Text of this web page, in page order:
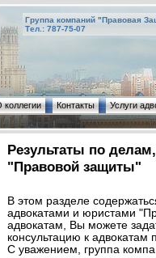
Группа компаний "Правовая
Тел.: 787-75-07
коллегии Контакты Услуги
Результаты по
"Правовой защиты"
В этом разделе
адвокатами и юристами
адвокатам, Вы можете
консультацию к
С уважением, группа